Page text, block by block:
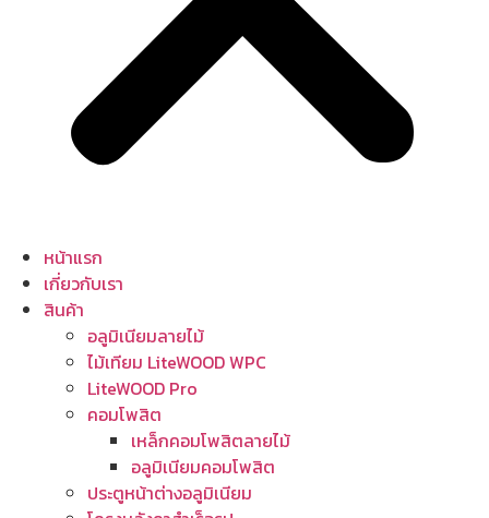
หน้าแรก
เกี่ยวกับเรา
สินค้า
อลูมิเนียมลายไม้
ไม้เทียม LiteWOOD WPC
LiteWOOD Pro
คอมโพสิต
เหล็กคอมโพสิตลายไม้
อลูมิเนียมคอมโพสิต
ประตูหน้าต่างอลูมิเนียม